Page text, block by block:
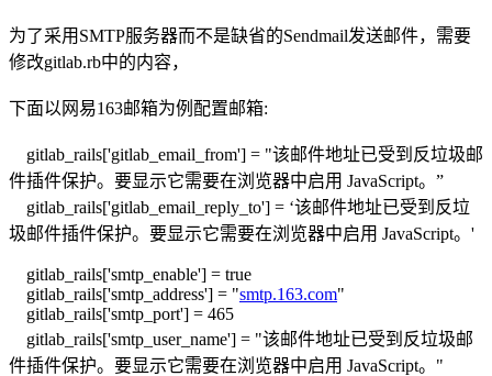
为了采用SMTP服务器而不是缺省的Sendmail发送邮件，需要
修改gitlab.rb中的内容，
下面以网易163邮箱为例配置邮箱:
gitlab_rails['gitlab_email_from'] = "该邮件地址已受到反垃圾邮
件插件保护。要显示它需要在浏览器中启用 JavaScript。 ”
gitlab_rails['gitlab_email_reply_to'] = ‘该邮件地址已受到反垃
圾邮件插件保护。要显示它需要在浏览器中启用 JavaScript。 '
gitlab_rails['smtp_enable'] = true
gitlab_rails['smtp_address'] = "smtp.163.com"
gitlab_rails['smtp_port'] = 465
gitlab_rails['smtp_user_name'] = "该邮件地址已受到反垃圾邮
件插件保护。要显示它需要在浏览器中启用 JavaScript。 "